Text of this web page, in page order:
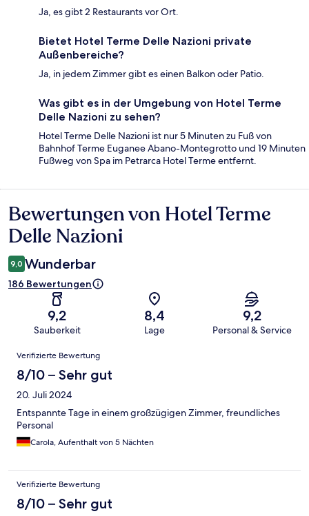
Ja, es gibt 2 Restaurants vor Ort.
Bietet Hotel Terme Delle Nazioni private
Außenbereiche?
Ja, in jedem Zimmer gibt es einen Balkon oder Patio.
Was gibt es in der Umgebung von Hotel Terme
Delle Nazioni zu sehen?
Hotel Terme Delle Nazioni ist nur 5 Minuten zu Fuß von
Bahnhof Terme Euganee Abano-Montegrotto und 19 Minuten
Fußweg von Spa im Petrarca Hotel Terme entfernt.
Bewertungen
Bewertungen von Hotel Terme
Delle Nazioni
9,0 Wunderbar
186 Bewertungen
9,2
Sauberkeit
8,4
Lage
9,2
Personal & Service
Bewertungen
Verifizierte Bewertung
8/10 – Sehr gut
20. Juli 2024
Entspannte Tage in einem großzügigen Zimmer, freundliches
Personal
Carola, Aufenthalt von 5 Nächten
Verifizierte Bewertung
8/10 – Sehr gut